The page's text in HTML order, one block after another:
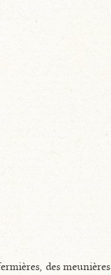
des meunières